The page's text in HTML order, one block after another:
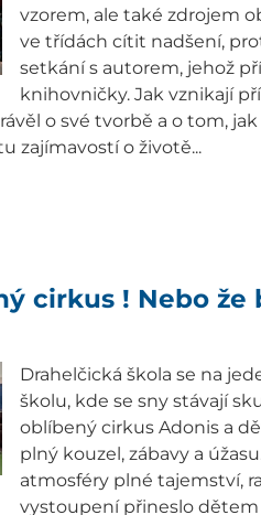
vzorem, ale také zdrojem
ve třídách cítit nadšení,
setkání s autorem, jehož
knihovničky. Jak vznikají
o své tvorbě a o tom,
zajímavostí o životě...
cirkus ! Nebo že
Drahelčická škola se na
školu, kde se sny stávají
oblíbený cirkus Adonis a
plný kouzel, zábavy a
atmosféry plné tajemství,
vystoupení přineslo dětem